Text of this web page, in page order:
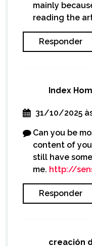
mainly
reading the
Responder
Index
31/10/2025
Can you be
content of
still have
me. http://
Responder
creación